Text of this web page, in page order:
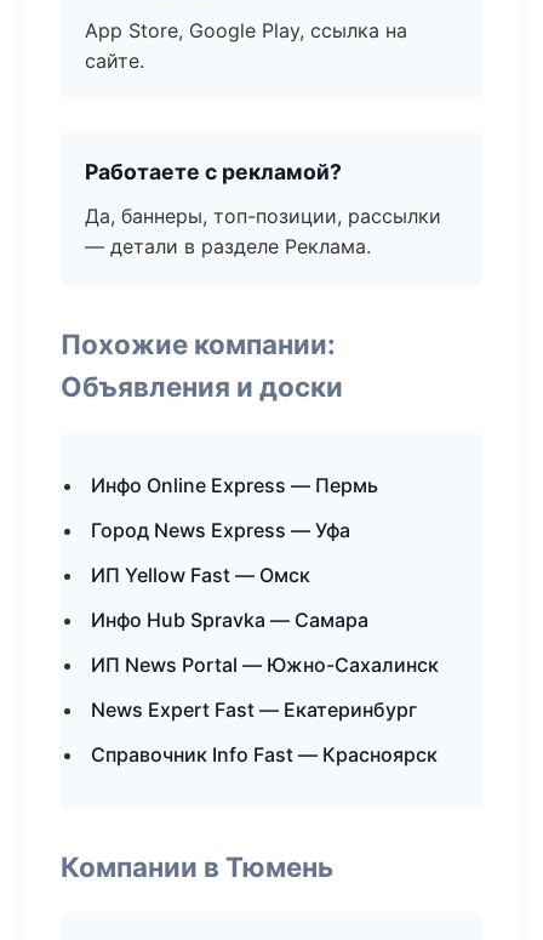
App Store, Google Play, ссылка на
сайте.
Работаете с рекламой?
Да, баннеры, топ-позиции, рассылки
— детали в разделе Реклама.
Похожие компании:
Объявления и доски
Инфо Online Express — Пермь
Город News Express — Уфа
ИП Yellow Fast — Омск
Инфо Hub Spravka — Самара
ИП News Portal — Южно-Сахалинск
News Expert Fast — Екатеринбург
Справочник Info Fast — Красноярск
Компании в Тюмень